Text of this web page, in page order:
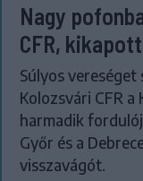
Nagy
CFR,
Súlyos
Kolozsvári CFR
harmadik
Győr és a
visszavágót.